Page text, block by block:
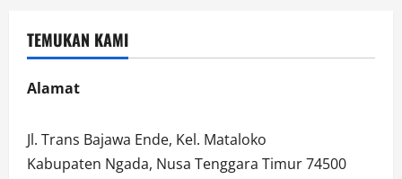
v
i
g
a
TEMUKAN KAMI
Alamat
Jl. Trans Bajawa Ende, Kel. Mataloko
Kabupaten Ngada, Nusa Tenggara Timur 74500